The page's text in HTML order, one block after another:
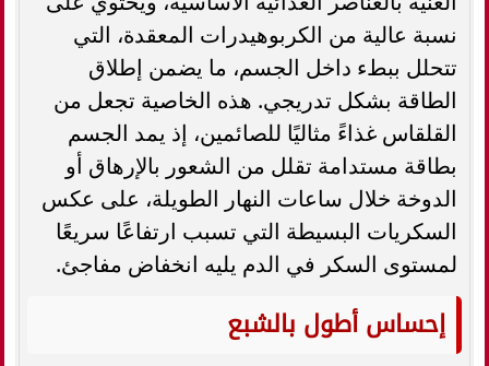
نسبة عالية من الكربوهيدرات المعقدة، التي
تتحلل ببطء داخل الجسم، ما يضمن إطلاق
الطاقة بشكل تدريجي. هذه الخاصية تجعل من
القلقاس غذاءً مثاليًا للصائمين، إذ يمد الجسم
بطاقة مستدامة تقلل من الشعور بالإرهاق أو
الدوخة خلال ساعات النهار الطويلة، على عكس
السكريات البسيطة التي تسبب ارتفاعًا سريعًا
لمستوى السكر في الدم يليه انخفاض مفاجئ.
إحساس أطول بالشبع